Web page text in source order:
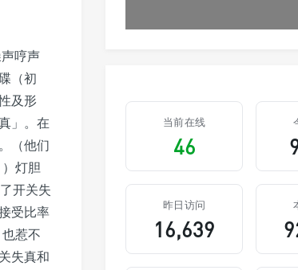
哼声
（初
及形
」。在
（他们
灯胆
开关失
受比率
惹不
失真和
当前在线
46
昨日访问
16,639